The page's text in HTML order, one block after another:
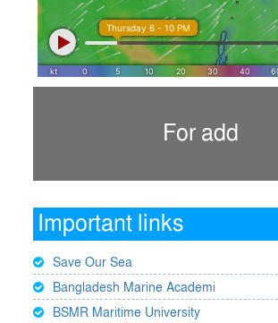
For add
Important links
Save Our Sea
Bangladesh Marine Academi
BSMR Maritime University